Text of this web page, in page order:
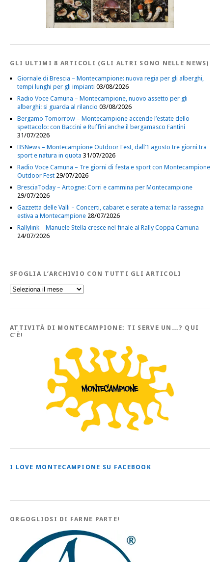
GLI ULTIMI 8 ARTICOLI (GLI ALTRI SONO NELLE NEWS)
Giornale di Brescia – Montecampione: nuova regia per gli alberghi,
tempi lunghi per gli impianti 03/08/2026
Radio Voce Camuna – Montecampione, nuovo assetto per gli
alberghi: si guarda al rilancio 03/08/2026
Bergamo Tomorrow – Montecampione accende l’estate dello
spettacolo: con Baccini e Ruffini anche il bergamasco Fantini
31/07/2026
BSNews – Montecampione Outdoor Fest, dall’1 agosto tre giorni tra
sport e natura in quota 31/07/2026
Radio Voce Camuna – Tre giorni di festa e sport con Montecampione
Outdoor Fest 29/07/2026
BresciaToday – Artogne: Corri e cammina per Montecampione
29/07/2026
Gazzetta delle Valli – Concerti, cabaret e serate a tema: la rassegna
estiva a Montecampione 28/07/2026
Rallylink – Manuele Stella cresce nel finale al Rally Coppa Camuna
24/07/2026
SFOGLIA L’ARCHIVIO CON TUTTI GLI ARTICOLI
Sfoglia
l’Archivio
tutti
Articoli
ATTIVITÀ DI MONTECAMPIONE: TI SERVE UN…? QUI
C’È!
I LOVE MONTECAMPIONE SU FACEBOOK
ORGOGLIOSI DI FARNE PARTE!